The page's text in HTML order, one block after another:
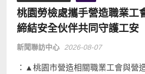
桃園勞檢處攜手營造職業工
締結安全伙伴共同守護工安
新聞聯訪中心 2026-08-07
：▲桃園市營造相關職業工會與營